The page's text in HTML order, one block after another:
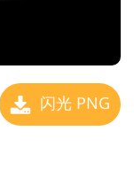
闪光 PNG